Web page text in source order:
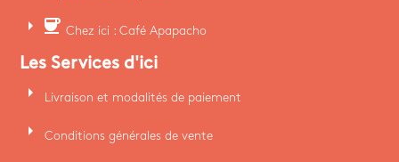
arrow_right coffee Chez ici : Café Apapacho
Les Services d'ici
arrow_right Livraison et modalités de paiement
arrow_right Conditions générales de vente